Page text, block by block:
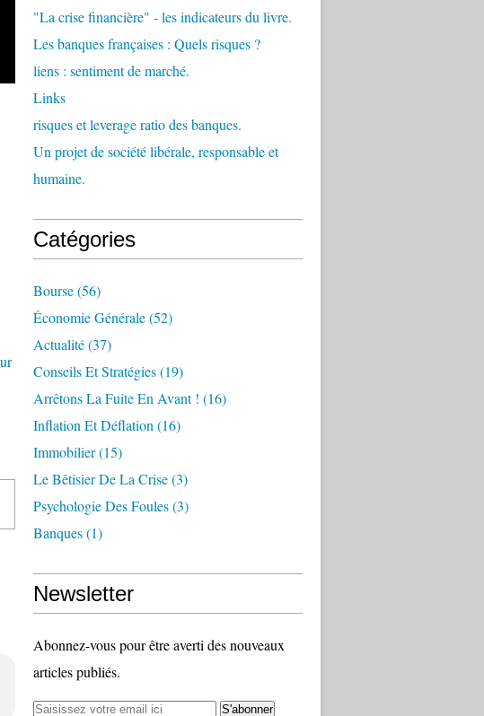
"La crise financière" - les indicateurs du livre.
Les banques françaises : Quels risques ?
liens : sentiment de marché.
Links
risques et leverage ratio des banques.
Un projet de société libérale, responsable et
humaine.
Catégories
Bourse(56)
Économie Générale(52)
Actualité(37)
Conseils Et Stratégies(19)
Arrêtons La Fuite En Avant ! (16)
Inflation Et Déflation (16)
Immobilier(15)
Le Bêtisier De La Crise(3)
Psychologie Des Foules(3)
Banques(1)
Newsletter
Abonnez-vous pour être averti des nouveaux
articles publiés.